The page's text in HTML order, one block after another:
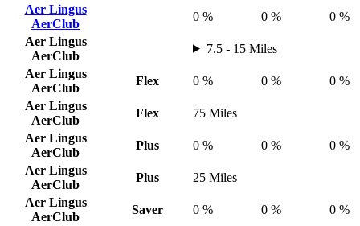
Aer Lingus
AerClub
0 % 0 %
0 %
Aer Lingus
AerClub
7.5 - 15 Miles
Aer Lingus
AerClub
Flex 0 % 0 %
0 %
Aer Lingus
AerClub
Flex
75 Miles
Aer Lingus
AerClub
Plus 0 % 0 %
0 %
Aer Lingus
AerClub
Plus
25 Miles
Aer Lingus
AerClub
Saver 0 % 0 %
0 %